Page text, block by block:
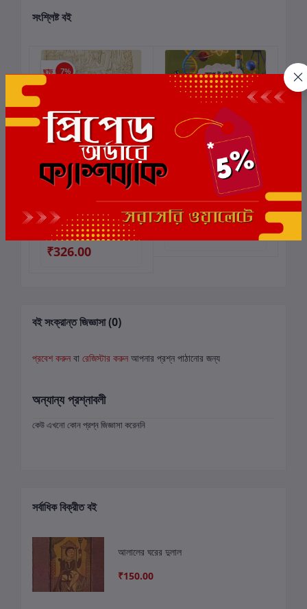
সংশ্লিষ্ট বই
ছাড় 7%
কার্টে যোগ করুন
আয়ুর্বেদ সংগ্রহ
Amritanath
Bhattacharya
₹350.00
₹326.00
কার্টে যোগ করুন
আপ টু ডেট সায়েন্স ক্যুইজ :
সোহিনী ভট্টাচার্য
লেখক:Sohini
Bhattacharya
বই সংক্রান্ত জিজ্ঞাসা (0)
প্রবেশ করুন বা রেজিস্টার করুন আপনার প্রশ্ন পাঠানোর জন্য
অন্যান্য প্রশ্নাবলী
কেউ এখনো কোন প্রশ্ন জিজ্ঞাসা করেননি
সর্বাধিক বিক্রীত বই
আলালের ঘরের দুলাল
₹150.00